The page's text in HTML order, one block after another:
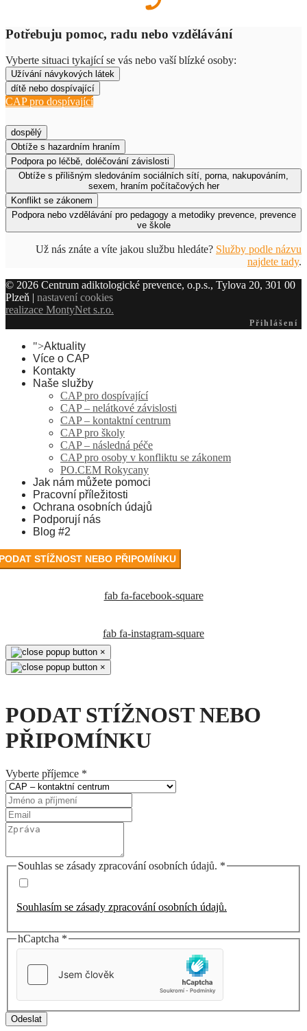
Potřebuju pomoc, radu nebo vzdělávání
Vyberte situaci tykající se vás nebo vaší blízké osoby:
Užívání návykových látek
dítě nebo dospívající
CAP pro dospívající
dospělý
Obtíže s hazardním hraním
Podpora po léčbě, doléčování závislosti
Obtíže s přílišným sledováním sociálních sítí, porna, nakupováním,
sexem, hraním počítačových her
Konflikt se zákonem
Podpora nebo vzdělávání pro pedagogy a metodiky prevence, prevence
ve škole
Už nás znáte a víte jakou službu hledáte? Služby podle názvu
najdete tady.
© 2026 Centrum adiktologické prevence, o.p.s., Tylova 20, 301 00
Plzeň | nastavení cookies
realizace MontyNet s.r.o.
Přihlášení
">Aktuality
Více o CAP
Kontakty
Naše služby
CAP pro dospívající
CAP – nelátkové závislosti
CAP – kontaktní centrum
CAP pro školy
CAP – následná péče
CAP pro osoby v konfliktu se zákonem
PO.CEM Rokycany
Jak nám můžete pomoci
Pracovní příležitosti
Ochrana osobních údajů
Podporují nás
Blog #2
STÍŽNOST NEBO PŘIPOMÍNKU
fab fa-facebook-square
fab fa-instagram-square
×
×
PODAT STÍŽNOST NEBO
PŘIPOMÍNKU
Vyberte příjemce *
Souhlas se zásady zpracování osobních údajů. *
Souhlasím se zásady zpracování osobních údajů.
hCaptcha *
Odeslat